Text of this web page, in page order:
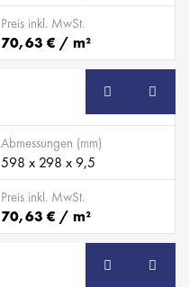
Preis inkl. MwSt.
70,63 € / m²
SB
Abmessungen (mm)
598 x 298 x 9,5
Preis inkl. MwSt.
70,63 € / m²
SB